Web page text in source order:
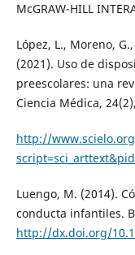
McGRAW-HILL
López, L., Moreno,
(2021). Uso de
preescolares: una
Ciencia Médica,
http://
Luengo, M. (2014).
conducta infantiles.
http://dx.doi.org/